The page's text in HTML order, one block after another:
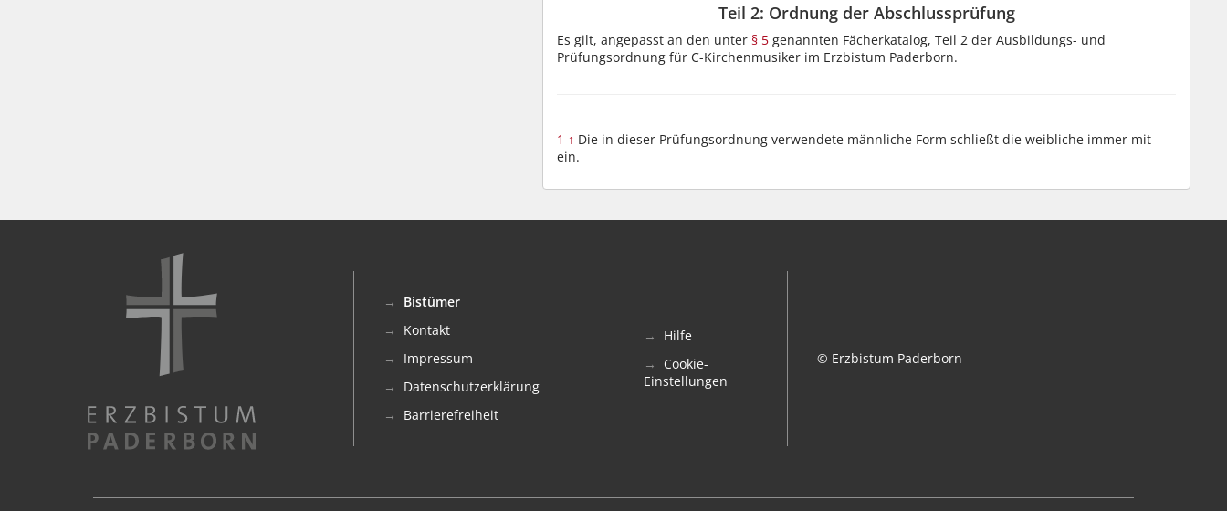
Teil 2: Ordnung der Abschlussprüfung
Es gilt, angepasst an den unter § 5 genannten Fächerkatalog, Teil 2 der Ausbildungs- und
Prüfungsordnung für C-Kirchenmusiker im Erzbistum Paderborn.
1 ↑ Die in dieser Prüfungsordnung verwendete männliche Form schließt die weibliche immer mit
ein.
Bistümer
Kontakt
Impressum
Datenschutzerklärung
Barrierefreiheit
Hilfe
Cookie-
Einstellungen
© Erzbistum Paderborn